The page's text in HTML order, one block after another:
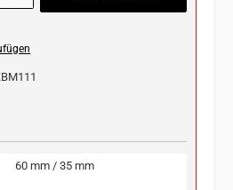
60 mm / 35 mm